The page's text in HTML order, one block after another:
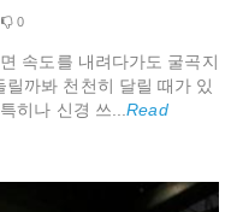
0
속도를 내려다가도 굴곡지
까봐 천천히 달릴 때가 있
히나 신경 쓰...Read